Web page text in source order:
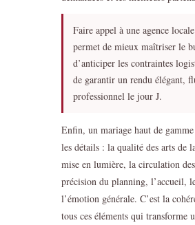
Faire appel à une agence
permet de mieux maîtriser le
d’anticiper les contraintes
de garantir un rendu élégant,
professionnel le jour J.
Enfin, un mariage haut de gamme
les détails : la qualité des arts de
mise en lumière, la circulation
précision du planning, l’accueil,
l’émotion générale. C’est la
tous ces éléments qui transforme